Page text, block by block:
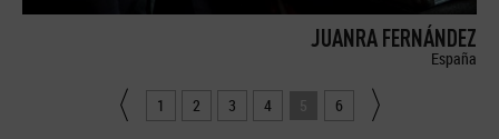
JUANRA FERNÁNDEZ
España
1 2 3 4 5 6